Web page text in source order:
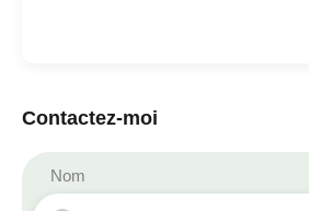
Contactez-moi
Nom